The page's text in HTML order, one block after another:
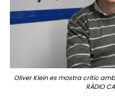
Oliver Klein es mostra crític
RÀDIO